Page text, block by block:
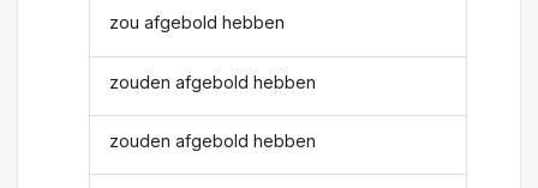
zou afgebold hebben
zouden afgebold hebben
zouden afgebold hebben